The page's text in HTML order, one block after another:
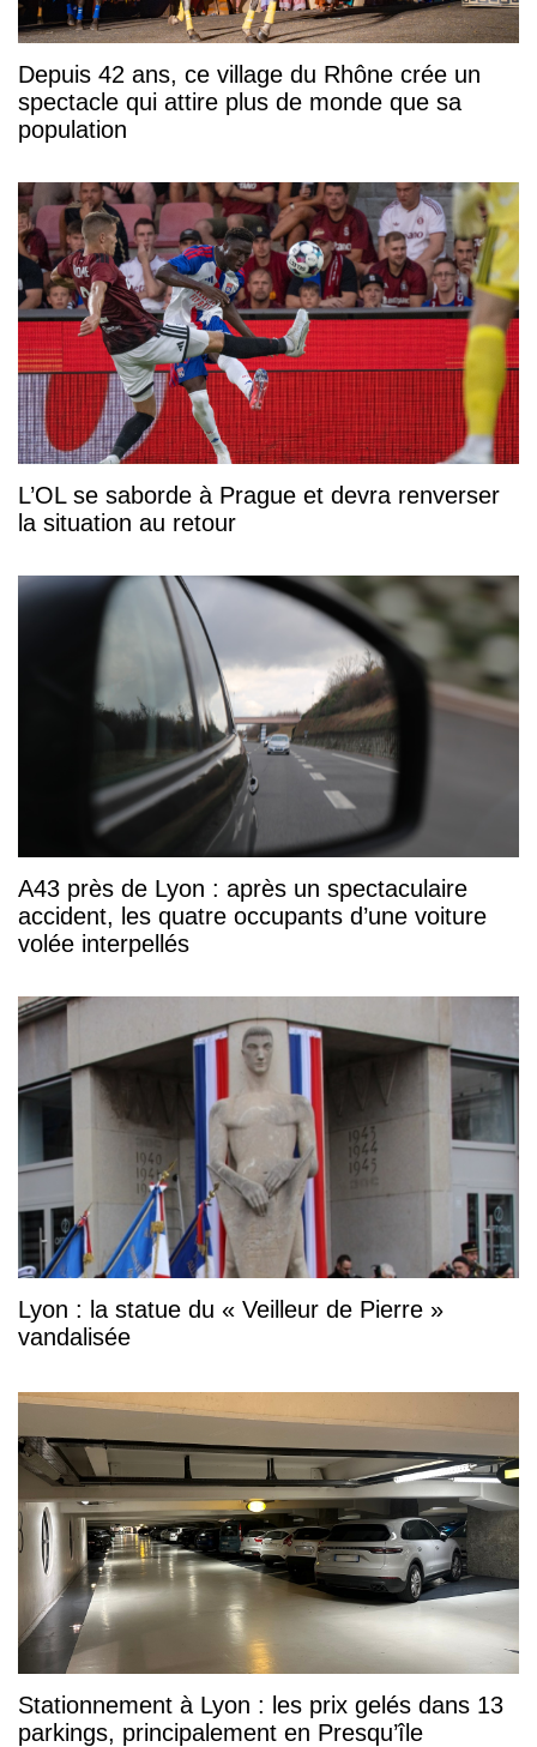
Depuis 42 ans, ce village du Rhône crée un
spectacle qui attire plus de monde que sa
population
L’OL se saborde à Prague et devra renverser
la situation au retour
A43 près de Lyon : après un spectaculaire
accident, les quatre occupants d’une voiture
volée interpellés
Lyon : la statue du « Veilleur de Pierre »
vandalisée
Stationnement à Lyon : les prix gelés dans 13
parkings, principalement en Presqu’île